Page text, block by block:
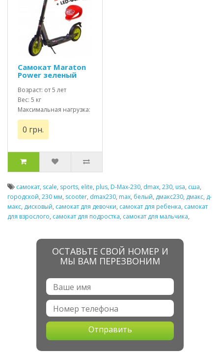
Самокат Maraton
Power зеленый
Led фонарик
Возраст: от 5 лет
Вес: 5 кг
Максимальная нагрузка:
до 120 кг
0 грн.
самокат, scale, sports, elite, plus, D-Max-230, dmax, 230, usa, сша,
городской, 230 мм, scooter, dmax230, max, белый, дмакс230, дмакс, д-
макс, дисковый, самокат для девочки, самокат для ребенка, самокат
для взрослого, самокат для подростка, самокат для мальчика,
ОСТАВЬТЕ СВОЙ НОМЕР И
МЫ ВАМ ПЕРЕЗВОНИМ
Отправить